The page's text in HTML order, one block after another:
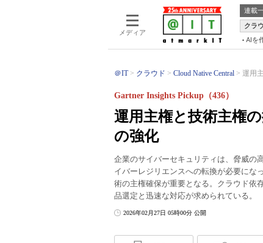
メディア
連載
クラ
AIを
＠IT クラウド Cloud Native Central 運用
運用主権と技術主権
の強化
Gartner Insights Pickup（436）
企業のサイバーセキュリティは、脅威の
イバーレジリエンスへの転換が必要にな
術の主権確保が重要となる。クラウド依
品選定と迅速な対応が求められている。
2026年02月27日 05時00分 公開